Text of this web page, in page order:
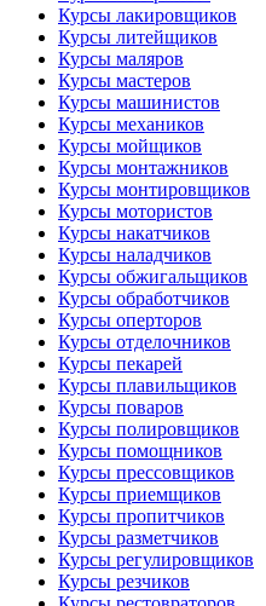
Курсы лакировщиков
Курсы литейщиков
Курсы маляров
Курсы мастеров
Курсы машинистов
Курсы механиков
Курсы мойщиков
Курсы монтажников
Курсы монтировщиков
Курсы мотористов
Курсы накатчиков
Курсы наладчиков
Курсы обжигальщиков
Курсы обработчиков
Курсы оперторов
Курсы отделочников
Курсы пекарей
Курсы плавильщиков
Курсы поваров
Курсы полировщиков
Курсы помощников
Курсы прессовщиков
Курсы приемщиков
Курсы пропитчиков
Курсы разметчиков
Курсы регулировщиков
Курсы резчиков